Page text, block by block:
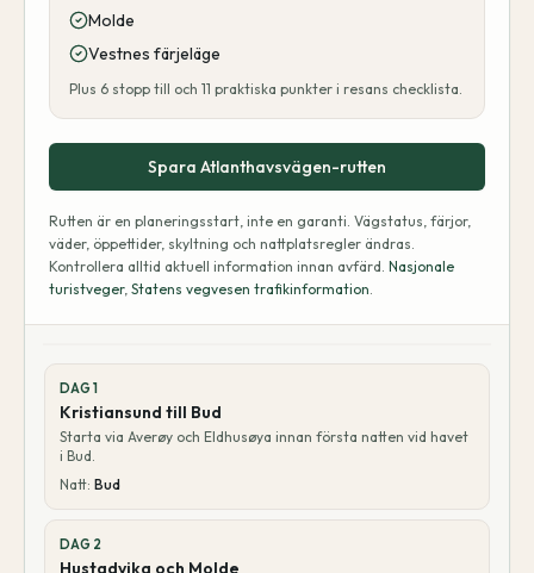
Molde
Vestnes färjeläge
Plus 6 stopp till och 11 praktiska punkter i resans checklista.
Spara Atlanthavsvägen-rutten
Rutten är en planeringsstart, inte en garanti. Vägstatus, färjor,
väder, öppettider, skyltning och nattplatsregler ändras.
Kontrollera alltid aktuell information innan avfärd. Nasjonale
turistveger, Statens vegvesen trafikinformation.
DAG1
Kristiansund till Bud
Starta via Averøy och Eldhusøya innan första natten vid havet
i Bud.
Natt: Bud
DAG 2